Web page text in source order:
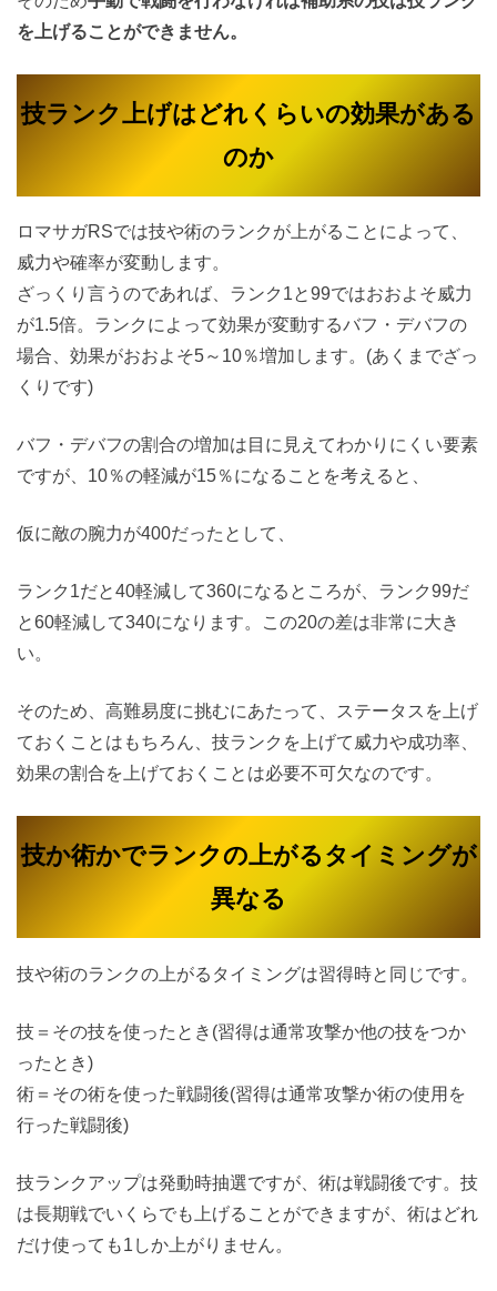
を上げることができません。
技ランク上げはどれくらいの効果がある
のか
ロマサガRSでは技や術のランクが上がることによって、
威力や確率が変動します。
ざっくり言うのであれば、ランク1と99ではおおよそ威力
が1.5倍。ランクによって効果が変動するバフ・デバフの
場合、効果がおおよそ5～10％増加します。(あくまでざっ
くりです)
バフ・デバフの割合の増加は目に見えてわかりにくい要素
ですが、10％の軽減が15％になることを考えると、
仮に敵の腕力が400だったとして、
ランク1だと40軽減して360になるところが、ランク99だ
と60軽減して340になります。この20の差は非常に大き
い。
そのため、高難易度に挑むにあたって、ステータスを上げ
ておくことはもちろん、技ランクを上げて威力や成功率、
効果の割合を上げておくことは必要不可欠なのです。
技か術かでランクの上がるタイミングが
異なる
技や術のランクの上がるタイミングは習得時と同じです。
技＝その技を使ったとき(習得は通常攻撃か他の技をつか
ったとき)
術＝その術を使った戦闘後(習得は通常攻撃か術の使用を
行った戦闘後)
技ランクアップは発動時抽選ですが、術は戦闘後です。技
は長期戦でいくらでも上げることができますが、術はどれ
だけ使っても1しか上がりません。